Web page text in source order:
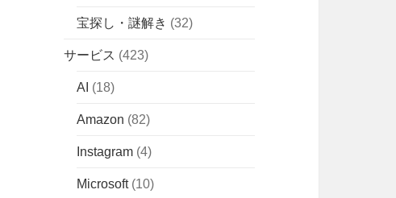
宝探し・謎解き (32)
サービス (423)
AI (18)
Amazon (82)
Instagram (4)
Microsoft(10)